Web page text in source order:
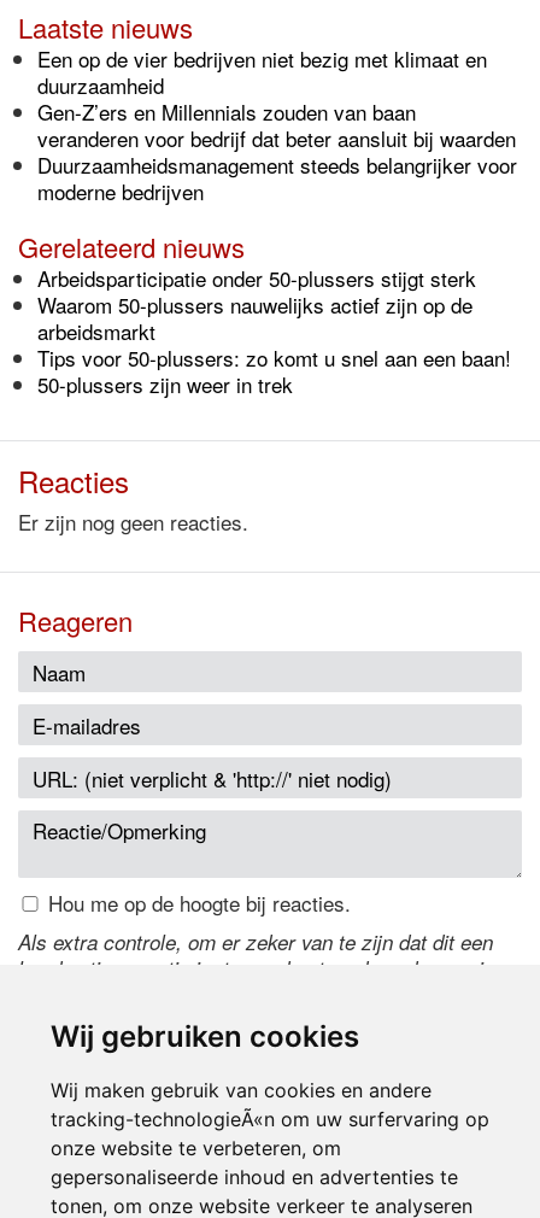
Wij gebruiken cookies
Wij maken gebruik van cookies en andere
tracking-technologieÃ«n om uw surfervaring op
onze website te verbeteren, om
gepersonaliseerde inhoud en advertenties te
tonen, om onze website verkeer te analyseren
Laatste nieuws
Een op de vier bedrijven niet bezig met klimaat en
duurzaamheid
Gen-Z’ers en Millennials zouden van baan
veranderen voor bedrijf dat beter aansluit bij waarden
Duurzaamheidsmanagement steeds belangrijker voor
moderne bedrijven
Gerelateerd nieuws
Arbeidsparticipatie onder 50-plussers stijgt sterk
Waarom 50-plussers nauwelijks actief zijn op de
arbeidsmarkt
Tips voor 50-plussers: zo komt u snel aan een baan!
50-plussers zijn weer in trek
Reacties
Er zijn nog geen reacties.
Reageren
Hou me op de hoogte bij reacties.
Als extra controle, om er zeker van te zijn dat dit een
handmatige reactie is, typ onderstaande code over in
de code te wijzigen.